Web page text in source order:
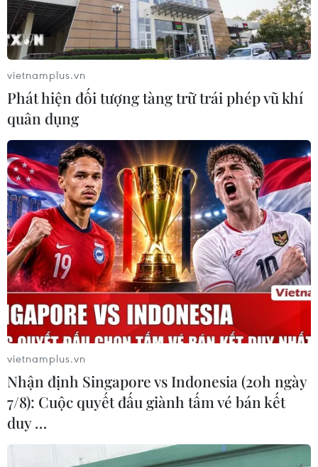
Thủ tướng Nguyễn Xuân Phúc gửi thư
động viên đội tuyển U23 Việt Nam
15/01/2020 09:32
Thủ tướng Chính phủ Nguyễn Xuân Phúc đã gửi thư
động viên tới huấn luyện viên Park Hang-seo, ban huấn
luyện và toàn thể cầu thủ đội tuyển bóng đá nam U23
Việt Nam.
vietnamplus.vn
Phát hiện đối tượng tàng trữ trái phép vũ khí
quân dụng
vietnamplus.vn
Nhận định Singapore vs Indonesia (20h ngày
7/8): Cuộc quyết đấu giành tấm vé bán kết
duy …